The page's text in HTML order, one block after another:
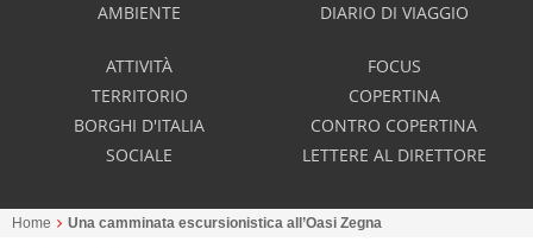
AMBIENTE
DIARIO DI VIAGGIO
ATTIVITÀ
TERRITORIO
BORGHI D'ITALIA
SOCIALE
FOCUS
COPERTINA
CONTRO COPERTINA
LETTERE AL DIRETTORE
Home Una camminata escursionistica all’Oasi Zegna